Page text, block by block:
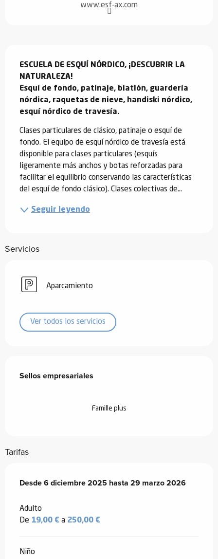
www.esf-ax.com
ESCUELA DE ESQUÍ NÓRDICO, ¡DESCUBRIR LA
NATURALEZA!
Esquí de fondo, patinaje, biatlón, guardería
nórdica, raquetas de nieve, handiski nórdico,
esquí nórdico de travesía.
Clases particulares de clásico, patinaje o esquí de
fondo. El equipo de esquí nórdico de travesía está
disponible para clases particulares (esquís
ligeramente más anchos y botas reforzadas para
facilitar el equilibrio conservando las características
del esquí de fondo clásico). Clases colectivas de...
Seguir leyendo
Servicios
Aparcamiento
Ver todos los servicios
Sellos empresariales
Sellos empresariales
Famille plus
Tarifas
Desde6 diciembre 2025 hasta 29 marzo 2026
Desde6 diciembre 2025 hasta 29 marzo 2026
Adulto
De 19,00 € a 250,00 €
Niño